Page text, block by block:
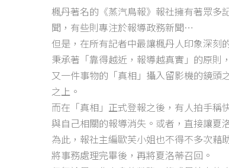
楓丹著名的《蒸汽鳥報》報社擁有著眾多
聞，有些則專注於報導政務新聞…
但是，在所有記者中最讓楓丹人印象深刻
秉承著「靠得越近，報導越真實」的原則
又一件事物的「真相」攝入留影機的鏡頭
之上。
而在「真相」正式登報之後，有人拍手稱
與自己相關的報導消失。或者，直接讓夏
為此，報社主編歐芙小姐也不得不多次藉
將事務處理完畢後，再將夏洛蒂召回。